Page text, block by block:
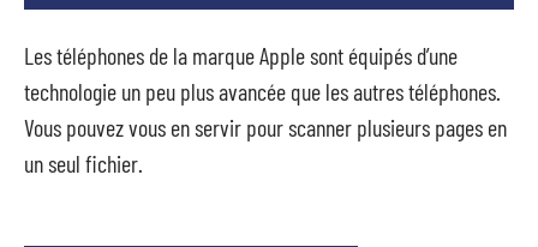
Les téléphones de la marque Apple sont équipés d’une
technologie un peu plus avancée que les autres téléphones.
Vous pouvez vous en servir pour scanner plusieurs pages en
un seul fichier.